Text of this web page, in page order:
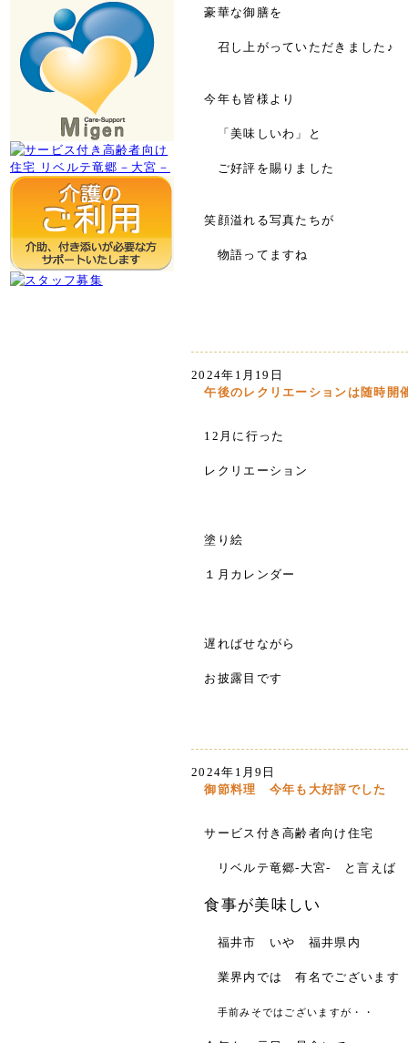
豪華な御膳を
召し上がっていただきました♪
今年も皆様より
「美味しいわ」と
ご好評を賜りました
笑顔溢れる写真たちが
物語ってますね
2024年1月19日
午後のレクリエーションは随時開
12月に行った
レクリエーション
塗り絵
１月カレンダー
遅ればせながら
お披露目です
2024年1月9日
御節料理 今年も大好評でした
サービス付き高齢者向け住宅
リベルテ竜郷-大宮- と言えば
食事が美味しい
福井市 いや 福井県内
業界内では 有名でございます
手前みそではございますが・・